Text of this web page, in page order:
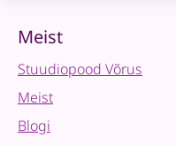
Meist
Stuudiopood Võrus
Meist
Blogi